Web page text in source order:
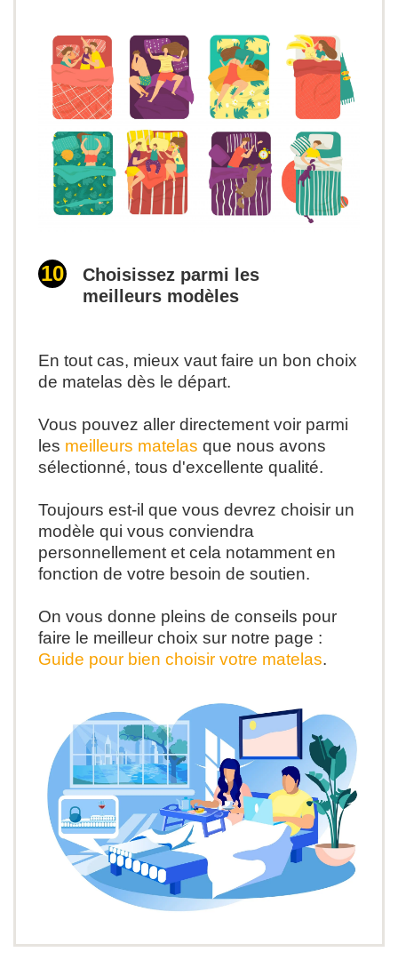
Choisissez parmi les
meilleurs modèles
En tout cas, mieux vaut faire un bon choix
de matelas dès le départ.
Vous pouvez aller directement voir parmi
les meilleurs matelas que nous avons
sélectionné, tous d'excellente qualité.
Toujours est-il que vous devrez choisir un
modèle qui vous conviendra
personnellement et cela notamment en
fonction de votre besoin de soutien.
On vous donne pleins de conseils pour
faire le meilleur choix sur notre page :
Guide pour bien choisir votre matelas.